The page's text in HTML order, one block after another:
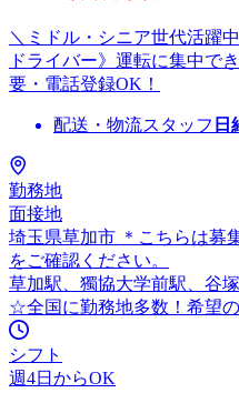
＼ミドル・シニア世代活躍
ドライバー》運転に集中で
要・電話登録OK！
配送・物流スタッフ 日
勤務地
面接地
埼玉県草加市 ＊こちらは募
をご確認ください。
草加駅、獨協大学前駅、谷
☆全国に勤務地多数！希望
シフト
週4日からOK